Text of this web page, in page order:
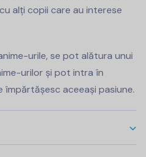
alți copii care au interese
urile, se pot alătura unui
urilor și pot intra în
aceeași pasiune.